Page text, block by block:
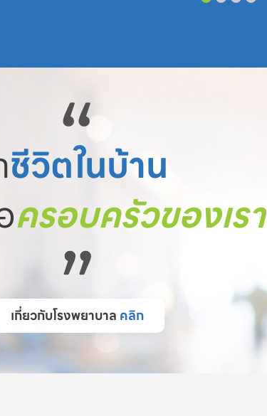
“
ชีวิตในบ้าน
ครอบครัวของเรา
”
เกี่ยวกับโรงพยาบาล คลิก